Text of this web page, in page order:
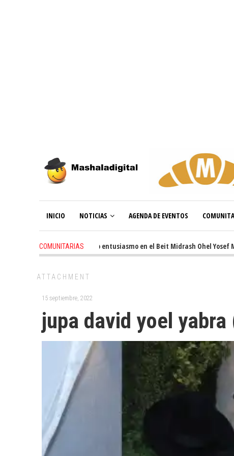
INICIO NOTICIAS AGENDA DE EVENTOS
COMUNITARIAS
3 weeks ago - Renovado entusiasmo en el Beit Midrash Ohel Yosef Moshe
ATTACHMENT
15 septiembre, 2022
jupa david yoel yabra